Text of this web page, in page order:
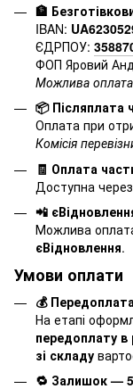
🏦
IBAN:
ЄДРПОУ:
ФОП Яровий
Можлива
📦 Післяплата
Оплата при
Комісія
🧾 Оплата
Доступна через
📲
Можлива
єВідновлення.
Умови оплати
💰
На етапі
передоплату в
зі складу
🔁 Залишок —